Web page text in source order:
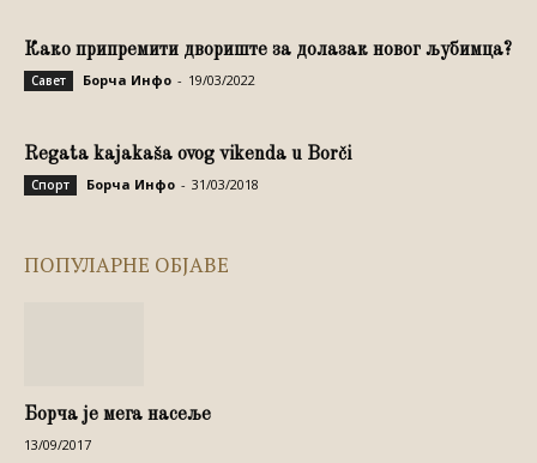
Како припремити двориште за долазак новог љубимца?
Савет Борча Инфо - 19/03/2022
Regata kajakaša ovog vikenda u Borči
Спорт Борча Инфо - 31/03/2018
ПОПУЛАРНЕ ОБЈАВЕ
Борча је мега насеље
13/09/2017